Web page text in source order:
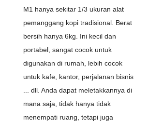
M1 hanya sekitar 1/3 ukuran alat
pemanggang kopi tradisional. Berat
bersih hanya 6kg. Ini kecil dan
portabel, sangat cocok untuk
digunakan di rumah, lebih cocok
untuk kafe, kantor, perjalanan bisnis
... dll. Anda dapat meletakkannya di
mana saja, tidak hanya tidak
menempati ruang, tetapi juga